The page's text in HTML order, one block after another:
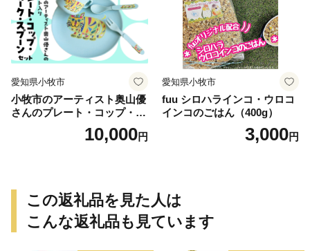
愛知県小牧市
小牧市のアーティスト奥山優
さんのプレート・コップ・フ
ォーク・スプーン セット 小
牧市制70周年記念10,000円
愛知県小牧市
fuu シロハラインコ・ウロコ
インコのごはん（400g）
3,000円
この返礼品を見た人は
こんな返礼品も見ています